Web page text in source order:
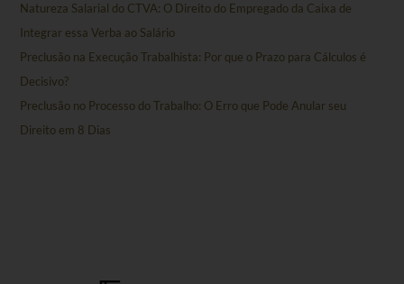
Natureza Salarial do CTVA: O Direito do Empregado da Caixa de
Integrar essa Verba ao Salário
Preclusão na Execução Trabalhista: Por que o Prazo para Cálculos é
Decisivo?
Preclusão no Processo do Trabalho: O Erro que Pode Anular seu
Direito em 8 Dias